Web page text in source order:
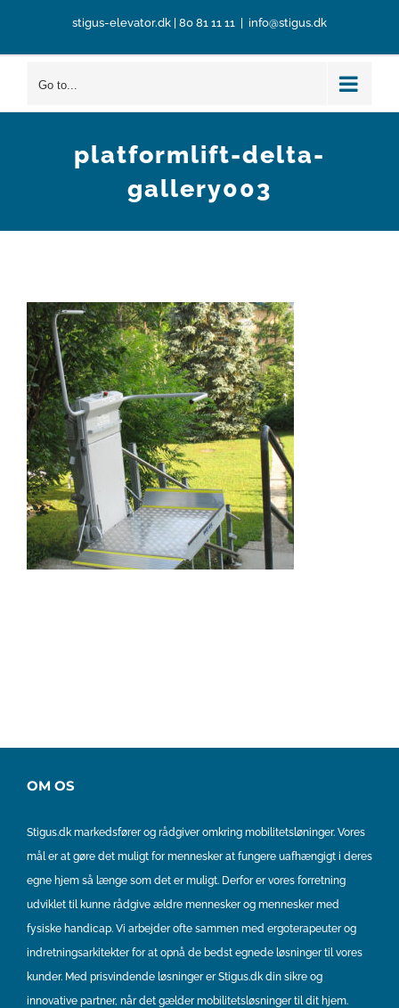
content
stigus-elevator.dk 80 81 11 11 info@stigus.dk
Go to...
platformlift-delta-
gallery003
OM OS
Stigus.dk markedsfører og rådgiver omkring mobilitetsløninger. Vores
mål er at gøre det muligt for mennesker at fungere uafhængigt i deres
egne hjem så længe som det er muligt. Derfor er vores forretning
udviklet til kunne rådgive ældre mennesker og mennesker med
fysiske handicap. Vi arbejder ofte sammen med ergoterapeuter og
indretningsarkitekter for at opnå de bedst egnede løsninger til vores
kunder. Med prisvindende løsninger er Stigus.dk din sikre og
innovative partner, når det gælder mobilitetsløsninger til dit hjem.